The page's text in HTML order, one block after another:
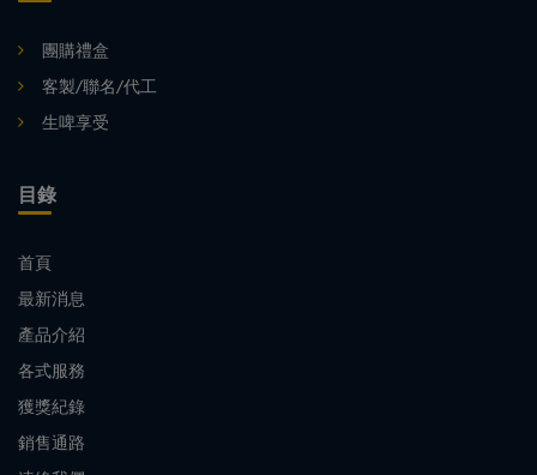
團購禮盒
客製/聯名/代工
生啤享受
目錄
首頁
最新消息
產品介紹
各式服務
獲獎紀錄
銷售通路